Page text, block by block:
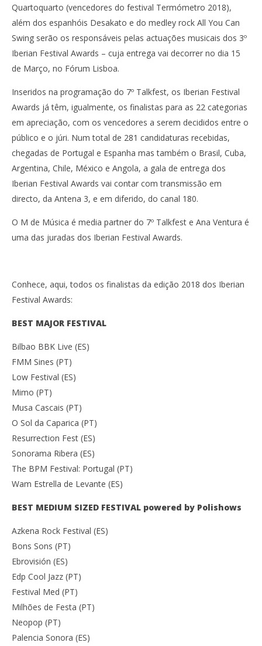
Quartoquarto (vencedores do festival Termómetro 2018),
além dos espanhóis Desakato e do medley rock All You Can
Swing serão os responsáveis pelas actuações musicais dos 3º
Iberian Festival Awards – cuja entrega vai decorrer no dia 15
de Março, no Fórum Lisboa.
Inseridos na programação do 7º Talkfest, os Iberian Festival
Awards já têm, igualmente, os finalistas para as 22 categorias
em apreciação, com os vencedores a serem decididos entre o
público e o júri. Num total de 281 candidaturas recebidas,
chegadas de Portugal e Espanha mas também o Brasil, Cuba,
Argentina, Chile, México e Angola, a gala de entrega dos
Iberian Festival Awards vai contar com transmissão em
directo, da Antena 3, e em diferido, do canal 180.
O M de Música é media partner do 7º Talkfest e Ana Ventura é
uma das juradas dos Iberian Festival Awards.
Conhece, aqui, todos os finalistas da edição 2018 dos Iberian
Festival Awards:
BEST MAJOR FESTIVAL
Bilbao BBK Live (ES)
FMM Sines (PT)
Low Festival (ES)
Mimo (PT)
Musa Cascais (PT)
O Sol da Caparica (PT)
Resurrection Fest (ES)
Sonorama Ribera (ES)
The BPM Festival: Portugal (PT)
Wam Estrella de Levante (ES)
BEST MEDIUM SIZED FESTIVAL powered by Polishows
Azkena Rock Festival (ES)
Bons Sons (PT)
Ebrovisión (ES)
Edp Cool Jazz (PT)
Festival Med (PT)
Milhões de Festa (PT)
Neopop (PT)
Palencia Sonora (ES)